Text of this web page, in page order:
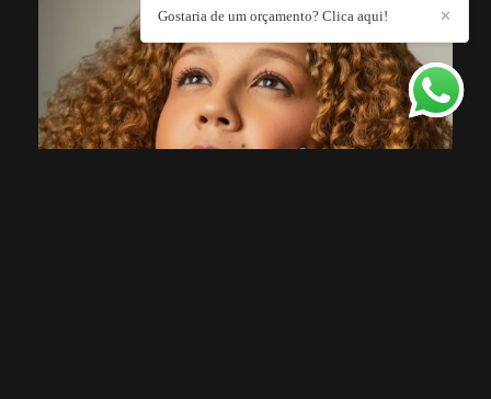
✕
Gostaria de um orçamento? Clica aqui!